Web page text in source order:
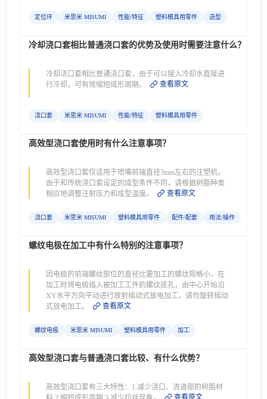
定位环 米思米 MISUMI 性能/特征 塑料模具用零件 选型
冷却浇口套相比普通浇口套的优势及使用时需要注意什么？
冷却浇口套相比普通浇口套，由于可以接入冷却水直接进
行冷却，可有效缩短成形周期。
查看原文
浇口套 米思米 MISUMI 性能/特征 塑料模具用零件
高效型浇口套使用时有什么注意事项？
高效型浇口套仅适用于喷嘴前端直径3mm左右的注塑机，
由于和传统浇口套设定的成型条件不同，请根据树脂种类
相应地调整注射压力和成型温度。
查看原文
浇口套 米思米 MISUMI 塑料模具用零件 配件/配套 用法/操作
螺纹电极在加工中有什么特别的注意事项？
因电极的前端螺纹部位的直径比要加工的螺纹规格小，在
加工时将电极插入被加工工件的螺纹底孔，由中心开始沿
XY水平方向平动进行放射摇动式放电加工，请勿旋转摇动
式放电加工。
查看原文
螺纹电极 米思米 MISUMI 塑料模具用零件 加工
高效型浇口套与普通浇口套比较、有什么优势？
高效型浇口套有三大特性：1.减少浇口、流道部的树脂材
查看原文